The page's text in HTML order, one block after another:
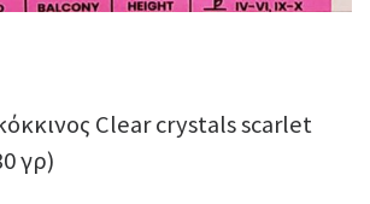
Clear crystals scarlet
γρ)